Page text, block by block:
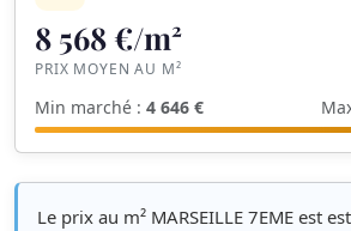
8 568 €/m²
PRIX MOYEN AU M²
Min marché : 4 646 €
Le prix au m² MARSEILLE 7EME est